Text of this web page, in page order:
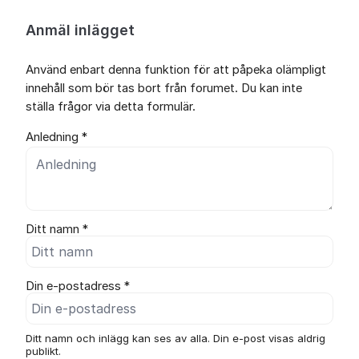
Anmäl inlägget
Använd enbart denna funktion för att påpeka olämpligt
innehåll som bör tas bort från forumet. Du kan inte
ställa frågor via detta formulär.
Anledning *
Ditt namn *
Din e-postadress *
Ditt namn och inlägg kan ses av alla. Din e-post visas aldrig
publikt.